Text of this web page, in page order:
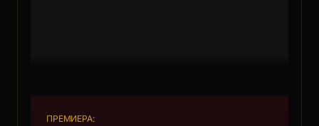
ПРЕМИЕРА: